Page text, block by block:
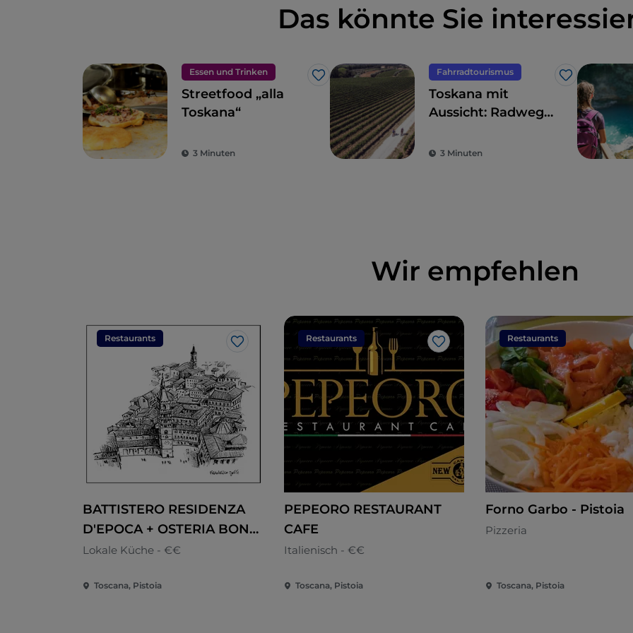
Das könnte Sie
Essen und Trinken
Like
Streetfood „alla
Toskana“
3 Minuten
Fahrradtourismus
Like
Toskana mit
Aussicht: Radwege
atemberaubenden
3 Minuten
Wir empfehlen
Restaurants
Like
BATTISTERO RESIDENZA
D'EPOCA + OSTERIA BONO
DI NULLA
Lokale Küche - €€
Toscana, Pistoia
Restaurants
Like
PEPEORO RESTAURANT
CAFE
Italienisch - €€
Toscana, Pistoia
Restaurants
Forno Garbo - Pistoia
Pizzeria
Toscana, Pistoia